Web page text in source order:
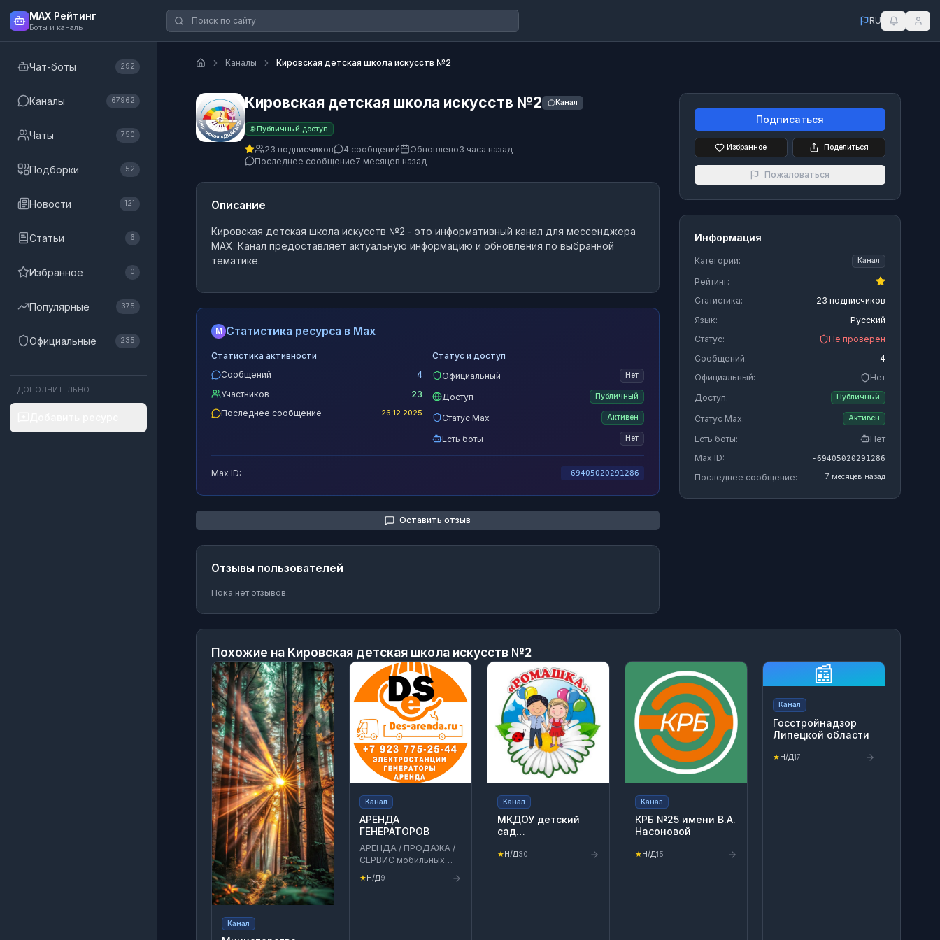
MAX Рейтинг
Боты и каналы
Чат-боты 292
Каналы 67962
Чаты 750
Подборки 52
Новости 121
Статьи 6
Избранное 0
Популярные 375
Официальные 235
ДОПОЛНИТЕЛЬНО
RU
Каналы Кировская детская школа искусств №2
Кировская детская школа искусств №2 Канал
🌐 Публичный доступ
23 подписчиков 4 сообщений Обновлено3 часа назад
Последнее сообщение7 месяцев назад
Описание
Кировская детская школа искусств №2 - это информативный канал для мессенджера
MAX. Канал предоставляет актуальную информацию и обновления по выбранной
тематике.
M Статистика ресурса в Max
Статистика активности
Сообщений
4
Участников
23
Последнее сообщение
26.12.2025
Статус и доступ
Официальный
Нет
Доступ Публичный
Статус Max Активен
Есть боты Нет
Max ID: -69405020291286
Оставить отзыв
Отзывы пользователей
Пока нет отзывов.
Подписаться
Избранное Поделиться
Пожаловаться
Информация
Категории: Канал
Рейтинг:
Статистика:
23 подписчиков
Язык:
Русский
Статус:
Не проверен
Сообщений:
4
Официальный:
Нет
Доступ:
Публичный
Статус Max: Активен
Есть боты:
Нет
Max ID:
-69405020291286
Последнее сообщение: 7 месяцев назад
Похожие на Кировская детская школа искусств №2
Канал
Канал
АРЕНДА
ГЕНЕРАТОРОВ
АРЕНДА / ПРОДАЖА /
СЕРВИС мобильных
промышленных
установок ⚡️ Дизель-
★Н/Д9
Канал
МКДОУ детский
сад
вида "Ромашка"
★Н/Д30
Канал
КРБ №25 имени В.А.
Насоновой
★Н/Д15
📰
Канал
Госстройнадзор
Липецкой области
★Н/Д17